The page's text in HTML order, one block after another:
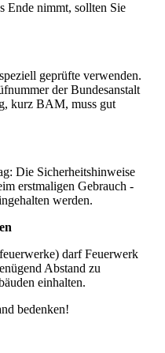
Ende nimmt, sollten Sie
geprüfte verwenden.
der Bundesanstalt
kurz BAM, muss gut
Die Sicherheitshinweise
erstmaligen Gebrauch -
werden.
darf Feuerwerk
Abstand zu
einhalten.
bedenken!